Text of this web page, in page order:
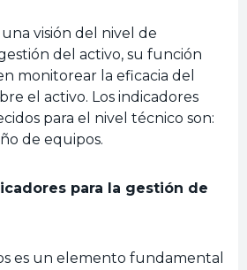
visión del nivel de
del activo, su función
monitorear la eficacia del
el activo. Los indicadores
para el nivel técnico son:
de equipos.
para la gestión de
es un elemento fundamental